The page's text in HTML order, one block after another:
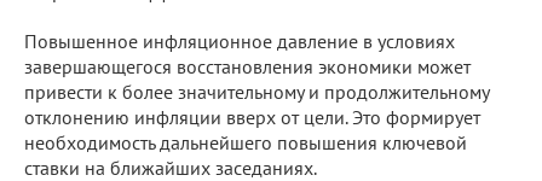
Повышенное инфляционное давление в условиях
завершающегося восстановления экономики может
привести к более значительному и продолжительному
отклонению инфляции вверх от цели. Это формирует
необходимость дальнейшего повышения ключевой
ставки на ближайших заседаниях.